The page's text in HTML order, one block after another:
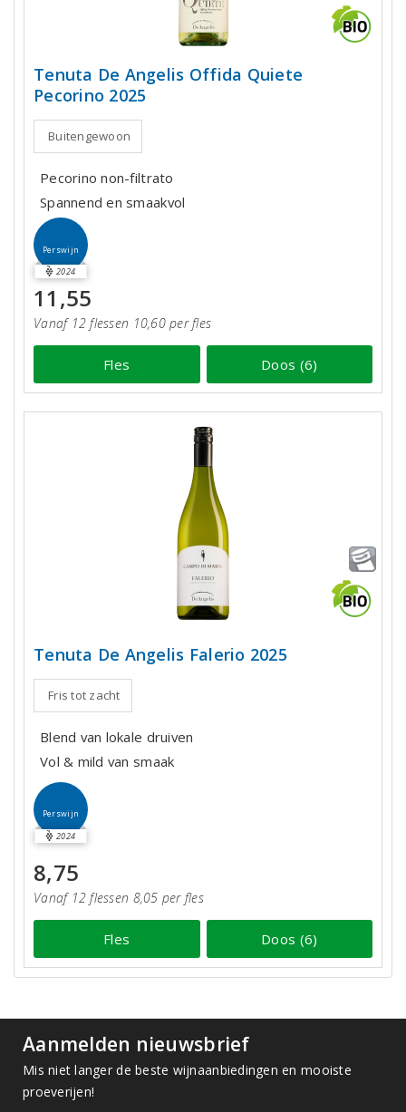
Tenuta De Angelis Offida Quiete
Pecorino 2025
Buitengewoon
Pecorino non-filtrato
Spannend en smaakvol
Perswijn
2024
11,55
Vanaf 12 flessen 10,60 per fles
Fles Doos (6)
Tenuta De Angelis Falerio 2025
Fris tot zacht
Blend van lokale druiven
Vol & mild van smaak
Perswijn
2024
8,75
Vanaf 12 flessen 8,05 per fles
Fles Doos (6)
Aanmelden nieuwsbrief
Mis niet langer de beste wijnaanbiedingen en mooiste
proeverijen!